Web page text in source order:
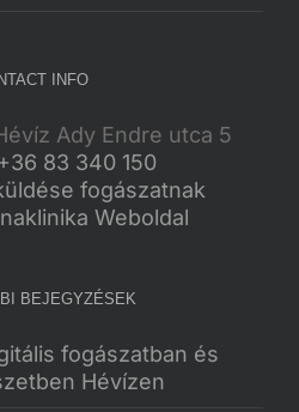
INFO
Ady Endre utca 5
83 340 150
fogászatnak
Weboldal
BEJEGYZÉSEK
fogászatban és
Hévízen